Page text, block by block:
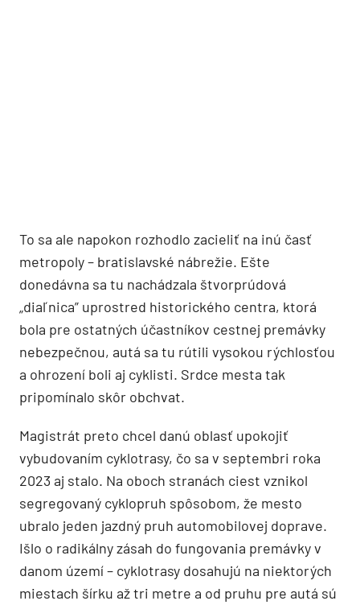
To sa ale napokon rozhodlo zacieliť na inú časť
metropoly – bratislavské nábrežie. Ešte
donedávna sa tu nachádzala štvorprúdová
„diaľnica” uprostred historického centra, ktorá
bola pre ostatných účastníkov cestnej premávky
nebezpečnou, autá sa tu rútili vysokou rýchlosťou
a ohrození boli aj cyklisti. Srdce mesta tak
pripomínalo skôr obchvat.
Magistrát preto chcel danú oblasť upokojiť
vybudovaním cyklotrasy, čo sa v septembri roka
2023 aj stalo. Na oboch stranách ciest vznikol
segregovaný cyklopruh spôsobom, že mesto
ubralo jeden jazdný pruh automobilovej doprave.
Išlo o radikálny zásah do fungovania premávky v
danom území – cyklotrasy dosahujú na niektorých
miestach šírku až tri metre a od pruhu pre autá sú